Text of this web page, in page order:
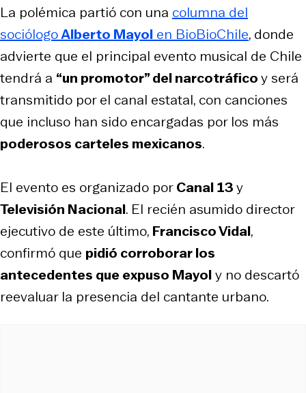
La polémica partió con una columna del
sociólogoAlberto Mayol en BioBioChile, donde
advierte que el principal evento musical de Chile
tendrá a “un promotor” del narcotráficoy será
transmitido por el canal estatal, con canciones
que incluso han sido encargadas por los más
poderosos carteles mexicanos.
El evento es organizado porCanal 13y
Televisión Nacional. El recién asumido director
ejecutivo de este último, Francisco Vidal,
confirmó que pidió corroborar los
antecedentes que expuso Mayoly no descartó
reevaluar la presencia del cantante urbano.